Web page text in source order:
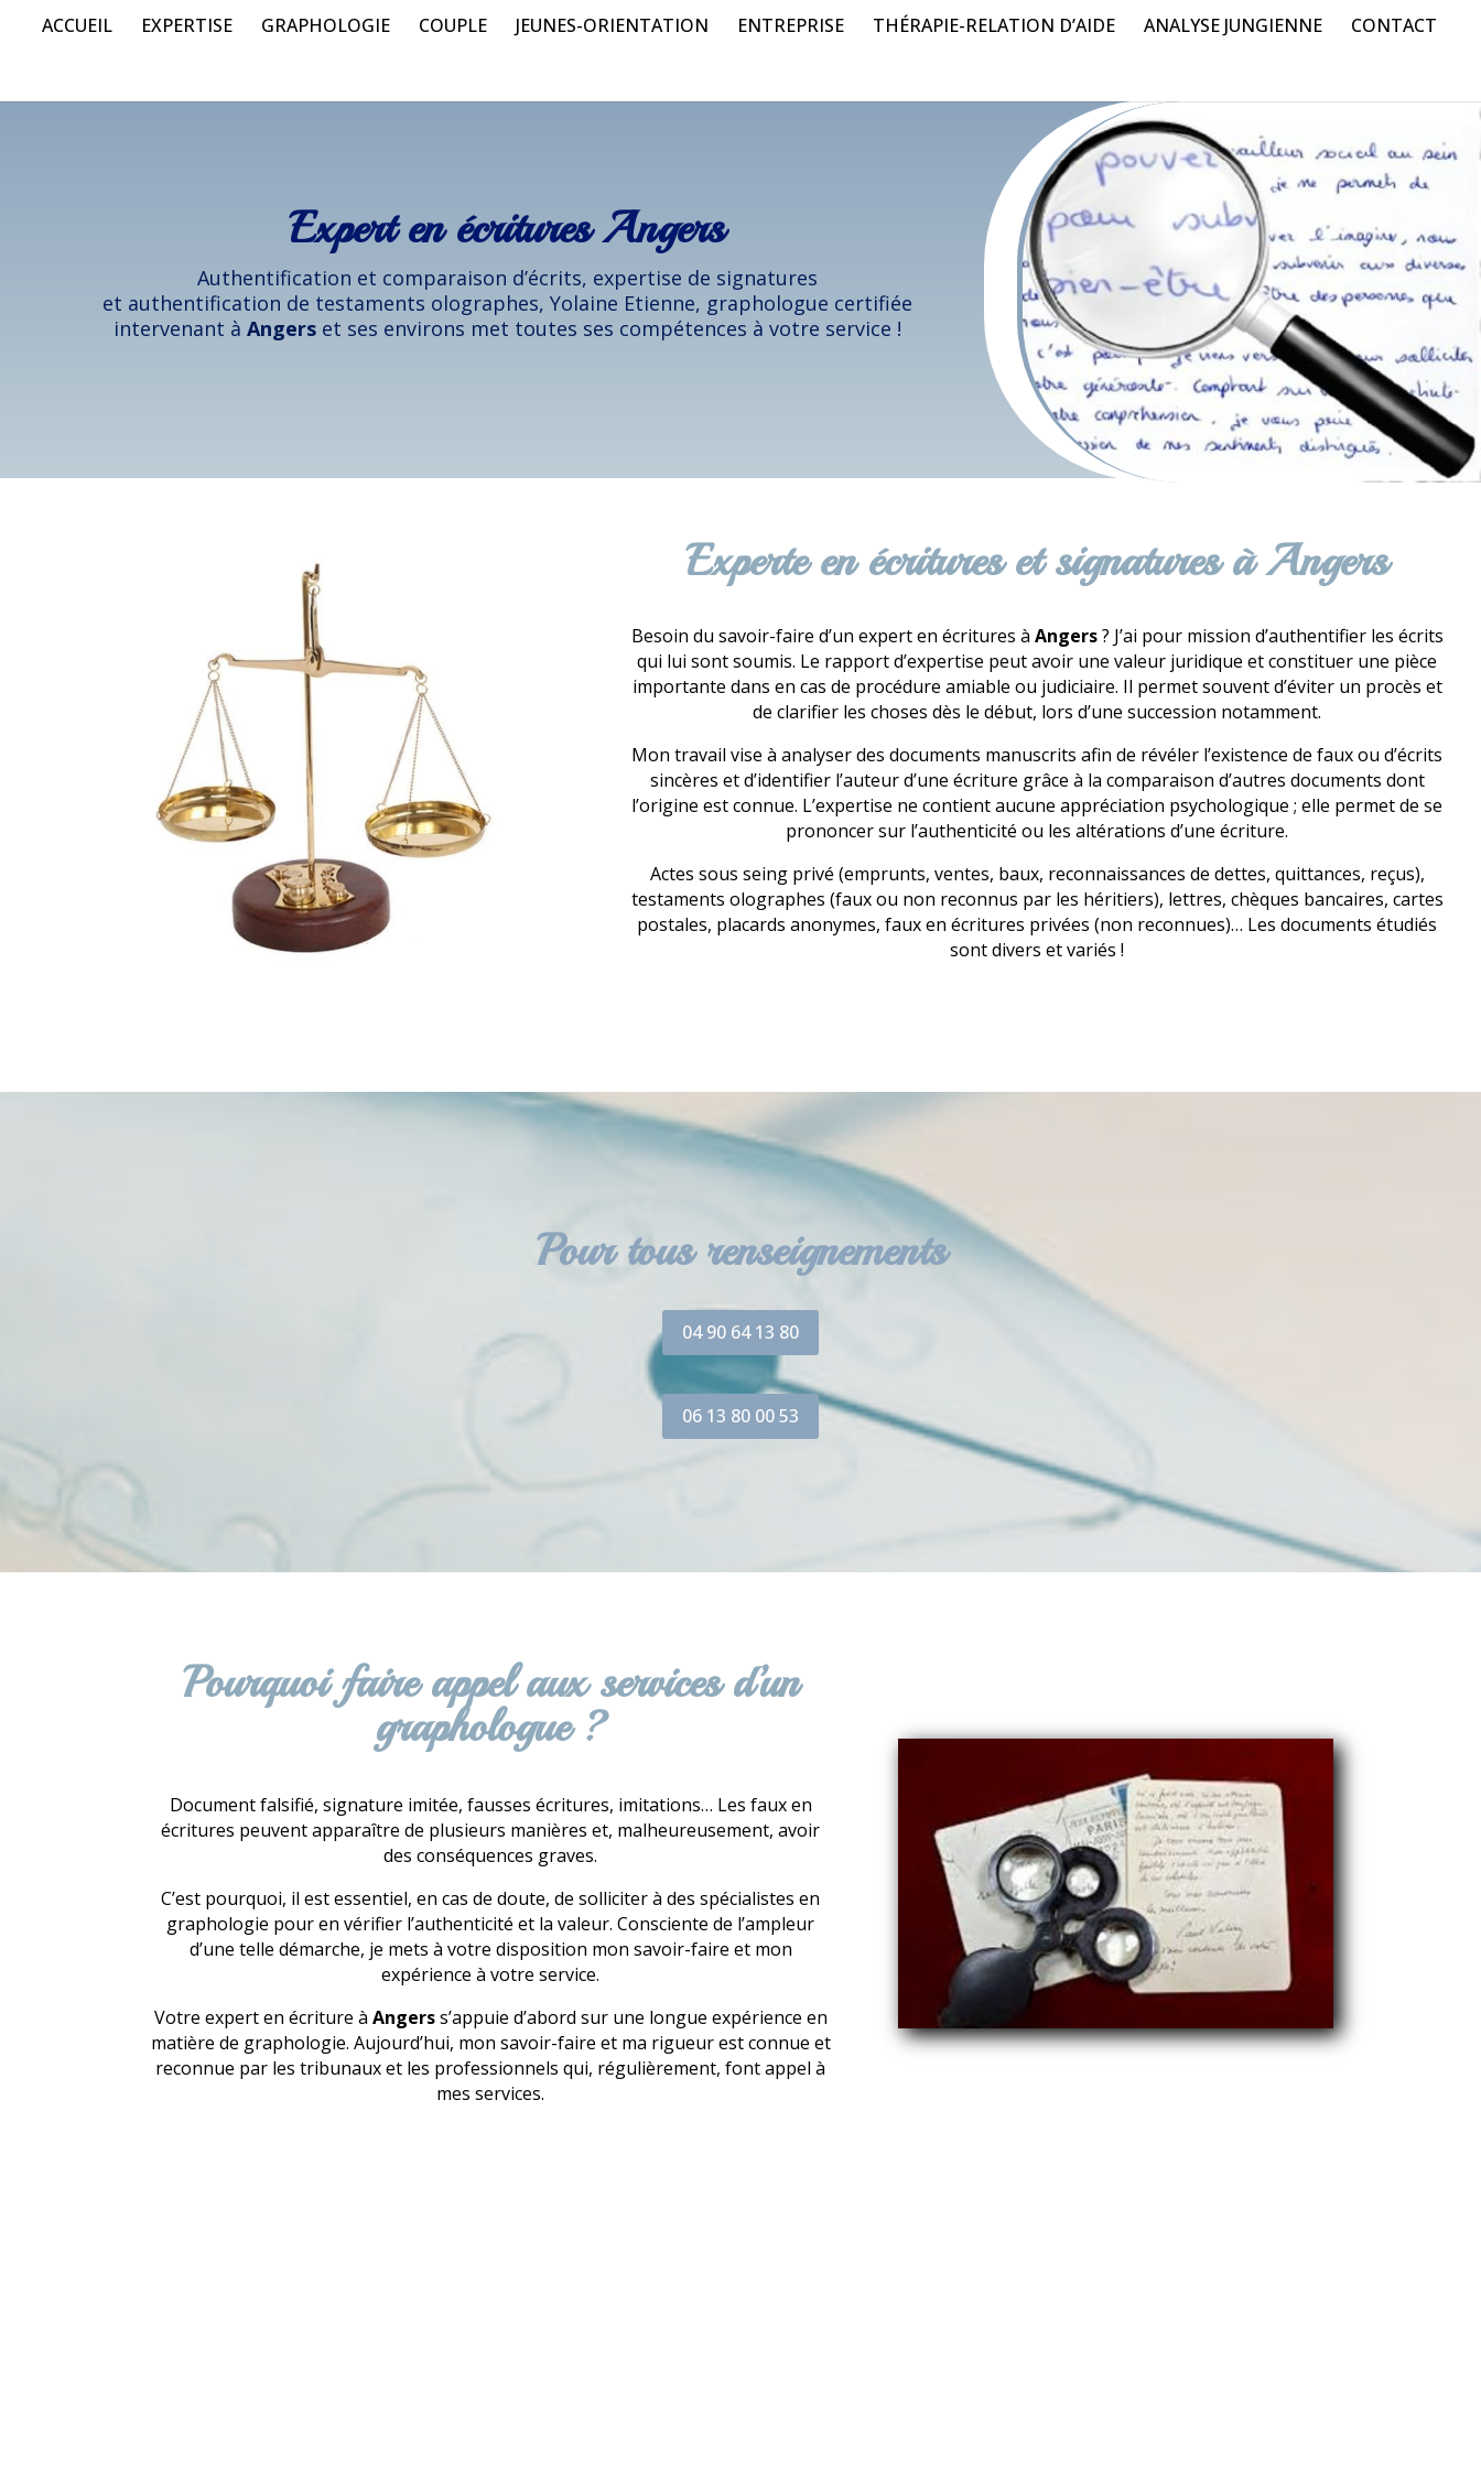
ACCUEIL EXPERTISE GRAPHOLOGIE COUPLE JEUNES-ORIENTATION ENTREPRISE THÉRAPIE-RELATION D’AIDE ANALYSE JUNGIENNE CONTACT
Expert en écritures Angers
Authentification et comparaison d’écrits, expertise de signatures
et authentification de testaments olographes, Yolaine Etienne, graphologue certifiée
intervenant à Angerset ses environs met toutes ses compétences à votre service !
Experte en écritures et signatures à Angers
Besoin du savoir-faire d’un expert en écritures à Angers? J’ai pour mission d’authentifier les écrits
qui lui sont soumis. Le rapport d’expertise peut avoir une valeur juridique et constituer une pièce
importante dans en cas de procédure amiable ou judiciaire. Il permet souvent d’éviter un procès et
de clarifier les choses dès le début, lors d’une succession notamment.
Mon travail vise à analyser des documents manuscrits afin de révéler l’existence de faux ou d’écrits
sincères et d’identifier l’auteur d’une écriture grâce à la comparaison d’autres documents dont
l’origine est connue. L’expertise ne contient aucune appréciation psychologique ; elle permet de se
prononcer sur l’authenticité ou les altérations d’une écriture.
Actes sous seing privé (emprunts, ventes, baux, reconnaissances de dettes, quittances, reçus),
testaments olographes (faux ou non reconnus par les héritiers), lettres, chèques bancaires, cartes
postales, placards anonymes, faux en écritures privées (non reconnues)… Les documents étudiés
sont divers et variés !
Pour tous renseignements
04 90 64 13 80
06 13 80 00 53
Pourquoi faire appel aux services d’un
graphologue ?
Document falsifié, signature imitée, fausses écritures, imitations… Les faux en
écritures peuvent apparaître de plusieurs manières et, malheureusement, avoir
des conséquences graves.
C’est pourquoi, il est essentiel, en cas de doute, de solliciter à des spécialistes en
graphologie pour en vérifier l’authenticité et la valeur. Consciente de l’ampleur
d’une telle démarche, je mets à votre disposition mon savoir-faire et mon
expérience à votre service.
Votre expert en écriture à Angerss’appuie d’abord sur une longue expérience en
matière de graphologie. Aujourd’hui, mon savoir-faire et ma rigueur est connue et
reconnue par les tribunaux et les professionnels qui, régulièrement, font appel à
mes services.